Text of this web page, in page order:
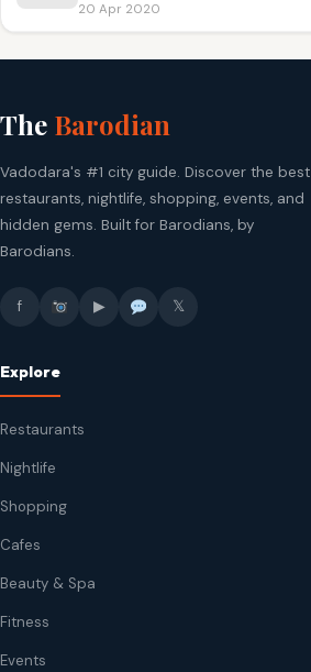
20 Apr 2020
The Barodian
Vadodara's #1 city guide. Discover the best
restaurants, nightlife, shopping, events, and
hidden gems. Built for Barodians, by
Barodians.
f ▶ 𝕏
Explore
Restaurants
Nightlife
Shopping
Cafes
Beauty & Spa
Fitness
Events